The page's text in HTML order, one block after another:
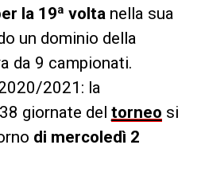
la 19ª voltanella sua
un dominio della
da 9 campionati.
2021: la
giornate del torneo si
di mercoledì 2